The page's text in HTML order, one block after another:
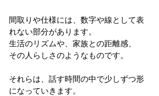
間取りや仕様には、数字や線として表
れない部分があります。
生活のリズムや、家族との距離感、
その人らしさのようなものです。
それらは、話す時間の中で少しずつ形
になっていきます。